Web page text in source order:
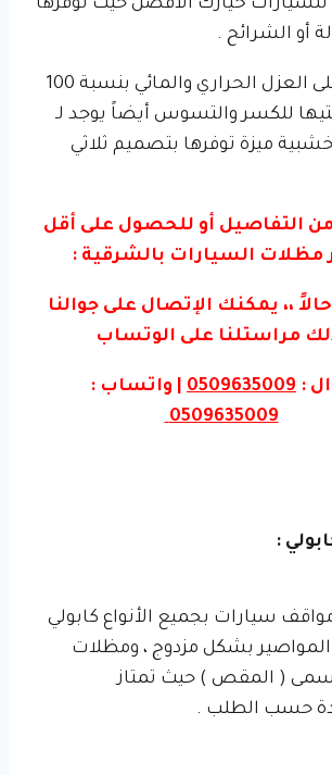
خيارك الأفضل حيث نوفرها
أو الشرائح .
تتميز بقدرتها على العزل الحراري والمائي بنسبة 100
للكسر والتسوس أيضاً يوجد لـ
ميزة توفرها بتصميم ثلاثي
من التفاصيل أو للحصول على أقل
السيارات بالشرقية :
،، يمكنك الإتصال على جوالنا
مراستلنا على الوتساب
:
0509635009 | واتساب :
0509635009
:
سيارات بجميع الأنواع كابولي
بشكل مزدوج ، ومظلات
( المقص ) حيث تمتاز
حسب الطلب .